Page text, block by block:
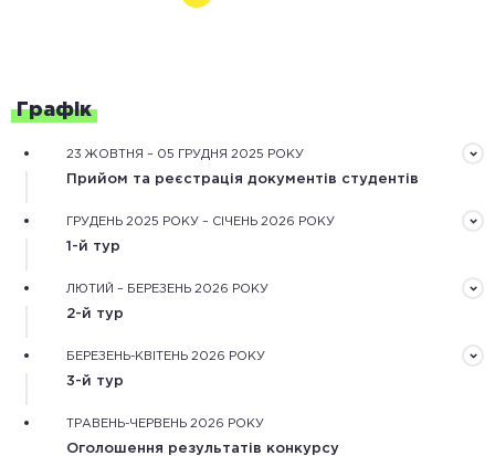
Графік
23 ЖОВТНЯ – 05 ГРУДНЯ 2025 РОКУ
Прийом та реєстрація документів студентів
ГРУДЕНЬ 2025 РОКУ – СІЧЕНЬ 2026 РОКУ
1-й тур
Обробка зареєстрованих документів та оцінювання
обґрунтування дослідження.
ЛЮТИЙ – БЕРЕЗЕНЬ 2026 РОКУ
2-й тур
конкурсантів.
БЕРЕЗЕНЬ-КВІТЕНЬ 2026 РОКУ
3-й тур
ТРАВЕНЬ-ЧЕРВЕНЬ 2026 РОКУ
Оголошення результатів конкурсу